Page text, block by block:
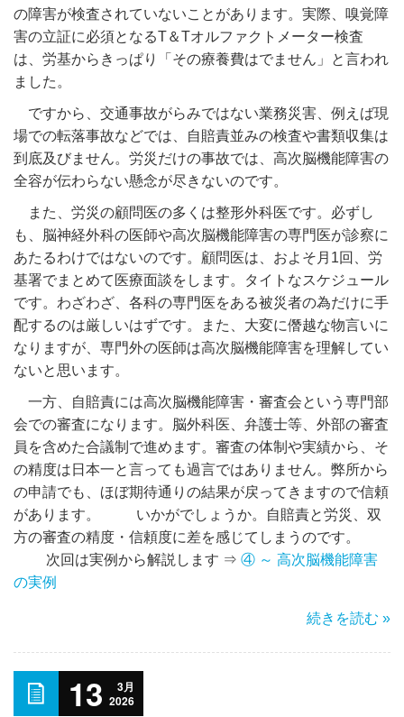
の障害が検査されていないことがあります。実際、嗅覚障
害の立証に必須となるT＆Tオルファクトメーター検査
は、労基からきっぱり「その療養費はでません」と言われ
ました。
ですから、交通事故がらみではない業務災害、例えば現
場での転落事故などでは、自賠責並みの検査や書類収集は
到底及びません。労災だけの事故では、高次脳機能障害の
全容が伝わらない懸念が尽きないのです。
また、労災の顧問医の多くは整形外科医です。必ずし
も、脳神経外科の医師や高次脳機能障害の専門医が診察に
あたるわけではないのです。顧問医は、およそ月1回、労
基署でまとめて医療面談をします。タイトなスケジュール
です。わざわざ、各科の専門医をある被災者の為だけに手
配するのは厳しいはずです。また、大変に僭越な物言いに
なりますが、専門外の医師は高次脳機能障害を理解してい
ないと思います。
一方、自賠責には高次脳機能障害・審査会という専門部
会での審査になります。脳外科医、弁護士等、外部の審査
員を含めた合議制で進めます。審査の体制や実績から、そ
の精度は日本一と言っても過言ではありません。弊所から
の申請でも、ほぼ期待通りの結果が戻ってきますので信頼
があります。 いかがでしょうか。自賠責と労災、双
方の審査の精度・信頼度に差を感じてしまうのです。
次回は実例から解説します ⇒ ④ ～ 高次脳機能障害
の実例
続きを読む »
13
3月
2026